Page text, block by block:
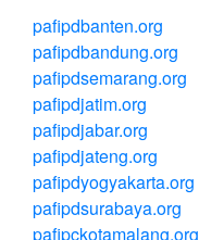
pafipdbanten.org
pafipdbandung.org
pafipdsemarang.org
pafipdjatim.org
pafipdjabar.org
pafipdjateng.org
pafipdyogyakarta.org
pafipdsurabaya.org
pafipckotamalang.org